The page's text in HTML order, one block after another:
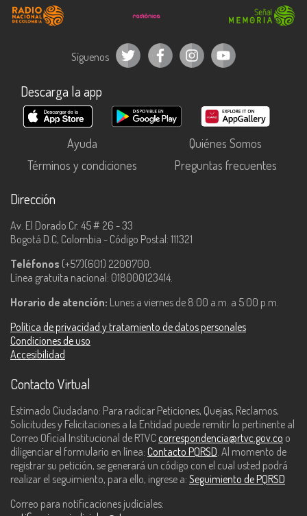
Síguenos
Descarga la app
Ayuda
Quiénes Somos
Términos y condiciones
Preguntas frecuentes
Dirección
Av. El Dorado Cr. 45 # 26 - 33
Bogotá D.C, Colombia - Código Postal: 111321
Teléfonos (+57)(601) 2200700.
Línea gratuita nacional: 018000123414.
Horario de atención: Lunes a viernes de 8:00 a.m. a 5:00 p.m.
Política de privacidad y tratamiento de datos personales
Condiciones de uso
Accesibilidad
Contacto Virtual
Estimado Ciudadano: Para radicar Peticiones, Quejas, Reclamos,
Solicitudes y Felicitaciones a la Entidad puede remitir lo pertinente al
Correo Oficial Institucional de RTVC correspondencia@rtvc.gov.co o
diligenciar el formulario en línea: Contacto PQRSD. Al momento de
registrar su petición, se generará un código con el cual usted podrá
realizar el seguimiento, para ello, ingrese a: Seguimiento de PQRSD
Correo para notificaciones judiciales: